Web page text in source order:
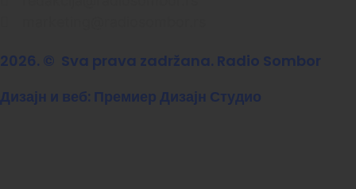
2026. © Sva prava zadržana. Radio Sombor
Дизајн и веб: Премиер Дизајн Студио